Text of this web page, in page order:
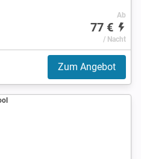
Ab
77 €
/ Nacht
Zum Angebot